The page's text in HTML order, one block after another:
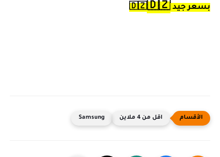
بسعر جيد 🇩🇿 🇩🇿
اقل من 4 ملاين Samsung